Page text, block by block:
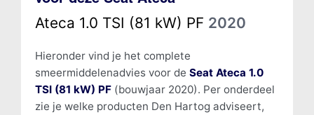
Ateca 1.0 TSI (81 kW) PF 2020
Hieronder vind je het complete
smeermiddelenadvies voor de Seat Ateca 1.0
TSI (81 kW) PF(bouwjaar 2020). Per onderdeel
zie je welke producten Den Hartog adviseert,